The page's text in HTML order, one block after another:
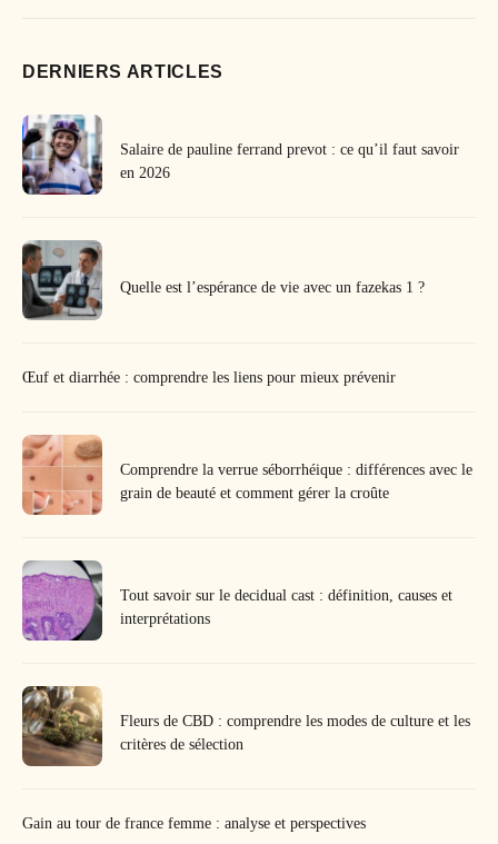
DERNIERS ARTICLES
Salaire de pauline ferrand prevot : ce qu’il faut savoir
en 2026
Quelle est l’espérance de vie avec un fazekas 1 ?
Œuf et diarrhée : comprendre les liens pour mieux prévenir
Comprendre la verrue séborrhéique : différences avec le
grain de beauté et comment gérer la croûte
Tout savoir sur le decidual cast : définition, causes et
interprétations
Fleurs de CBD : comprendre les modes de culture et les
critères de sélection
Gain au tour de france femme : analyse et perspectives